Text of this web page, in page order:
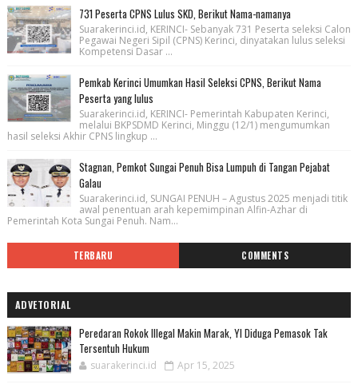
731 Peserta CPNS Lulus SKD, Berikut Nama-namanya
Suarakerinci.id, KERINCI- Sebanyak 731 Peserta seleksi Calon
Pegawai Negeri Sipil (CPNS) Kerinci, dinyatakan lulus seleksi
Kompetensi Dasar ...
Pemkab Kerinci Umumkan Hasil Seleksi CPNS, Berikut Nama
Peserta yang lulus
Suarakerinci.id, KERINCI- Pemerintah Kabupaten Kerinci,
melalui BKPSDMD Kerinci, Minggu (12/1) mengumumkan
hasil seleksi Akhir CPNS lingkup ...
Stagnan, Pemkot Sungai Penuh Bisa Lumpuh di Tangan Pejabat
Galau
Suarakerinci.id, SUNGAI PENUH – Agustus 2025 menjadi titik
awal penentuan arah kepemimpinan Alfin-Azhar di
Pemerintah Kota Sungai Penuh. Nam...
TERBARU COMMENTS
ADVETORIAL
Peredaran Rokok Illegal Makin Marak, YI Diduga Pemasok Tak
Tersentuh Hukum
suarakerinci.id Apr 15, 2025